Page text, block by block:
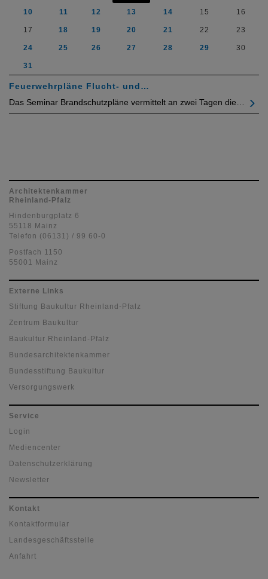
10 11 12 13 14 15 16
17 18 19 20 21 22 23
24 25 26 27 28 29 30
31
Feuerwehrpläne Flucht- und…
Das Seminar Brandschutzpläne vermittelt an zwei Tagen die…
Architektenkammer
Rheinland-Pfalz
Hindenburgplatz 6
55118 Mainz
Telefon (06131) / 99 60-0
Postfach 1150
55001 Mainz
Externe Links
Stiftung Baukultur Rheinland-Pfalz
Zentrum Baukultur
Baukultur Rheinland-Pfalz
Bundesarchitektenkammer
Bundesstiftung Baukultur
Versorgungswerk
Service
Login
Mediencenter
Datenschutzerklärung
Newsletter
Kontakt
Kontaktformular
Landesgeschäftsstelle
Anfahrt